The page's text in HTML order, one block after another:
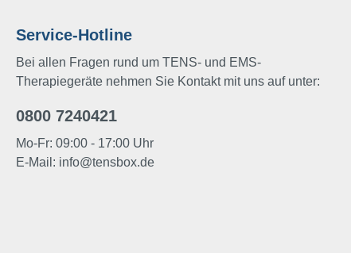
Service-Hotline
Bei allen Fragen rund um TENS- und EMS-
Therapiegeräte nehmen Sie Kontakt mit uns auf unter:
0800 7240421
Mo-Fr: 09:00 - 17:00 Uhr
E-Mail: info@tensbox.de